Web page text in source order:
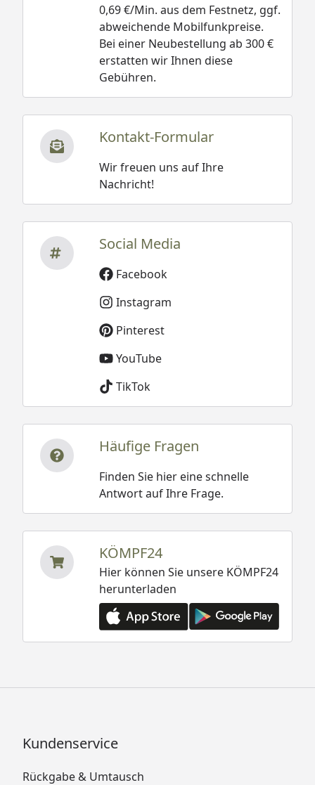
0,69 €/Min. aus dem Festnetz, ggf.
abweichende Mobilfunkpreise.
Bei einer Neubestellung ab 300 €
erstatten wir Ihnen diese
Gebühren.
Kontakt-Formular
Wir freuen uns auf Ihre
Nachricht!
Social Media
Facebook
Instagram
Pinterest
YouTube
TikTok
Häufige Fragen
Finden Sie hier eine schnelle
Antwort auf Ihre Frage.
KÖMPF24
Hier können Sie unsere KÖMPF24
herunterladen
Kundenservice
Rückgabe & Umtausch